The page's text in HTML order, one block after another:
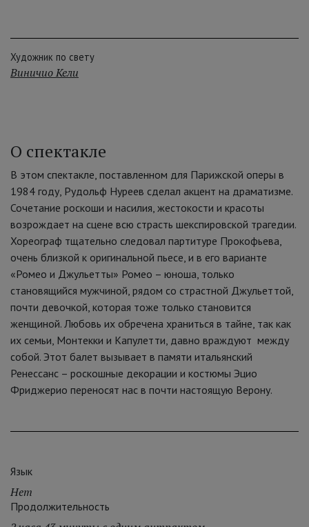
Художник по свету
Виничио Кели
О спектакле
В этом спектакле, поставленном для Парижской оперы в
1984 году, Рудольф Нуреев сделал акцент на драматизме.
Сочетание роскоши и насилия, жестокости и красоты
возрождает на сцене всю страсть шекспировской трагедии.
Хореограф тщательно следовал партитуре Прокофьева,
очень близкой к оригинальной пьесе, и в его варианте
«Ромео и Джульетты» Ромео – юноша, только
становящийся мужчиной, рядом со страстной Джульеттой,
почти девочкой, которая тоже только становится
женщиной. Любовь их обречена храниться в тайне, так как
их семьи, Монтекки и Капулетти, давно враждуют между
собой. Этот балет вызывает в памяти итальянский
Ренессанс – роскошные декорации и костюмы Эцио
Фриджерио переносят нас в почти настоящую Верону.
Язык
Нет
Продолжительность